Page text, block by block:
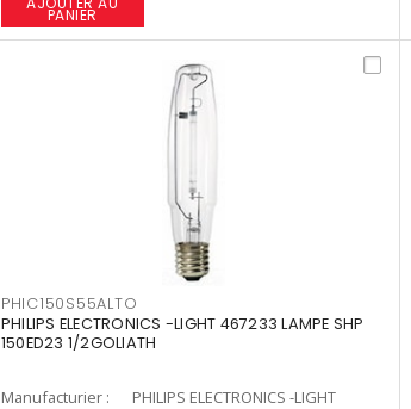
PANIER
PHIC150S55ALTO
PHILIPS ELECTRONICS -LIGHT 467233 LAMPE SHP
150ED23 1/2GOLIATH
Manufacturier :
PHILIPS ELECTRONICS -LIGHT